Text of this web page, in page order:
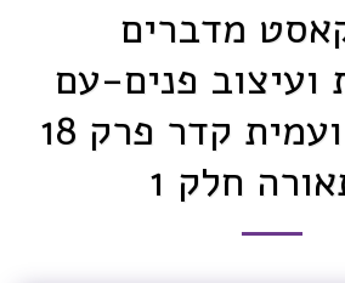
מדברים
ועיצוב פנים-עם
קלרה רגן ועמית קדר פרק 18
חלק 1